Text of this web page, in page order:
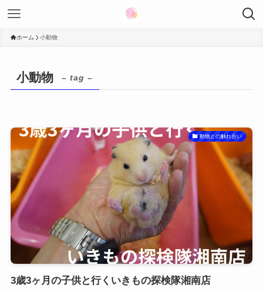
ホーム 小動物
小動物 – tag –
動物との触れ合い
3歳3ヶ月の子供と行くいきもの探検隊湘南店